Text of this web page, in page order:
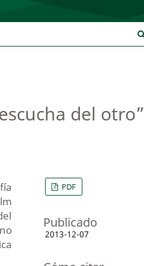
del otro”
PDF
Publicado
2013-12-07